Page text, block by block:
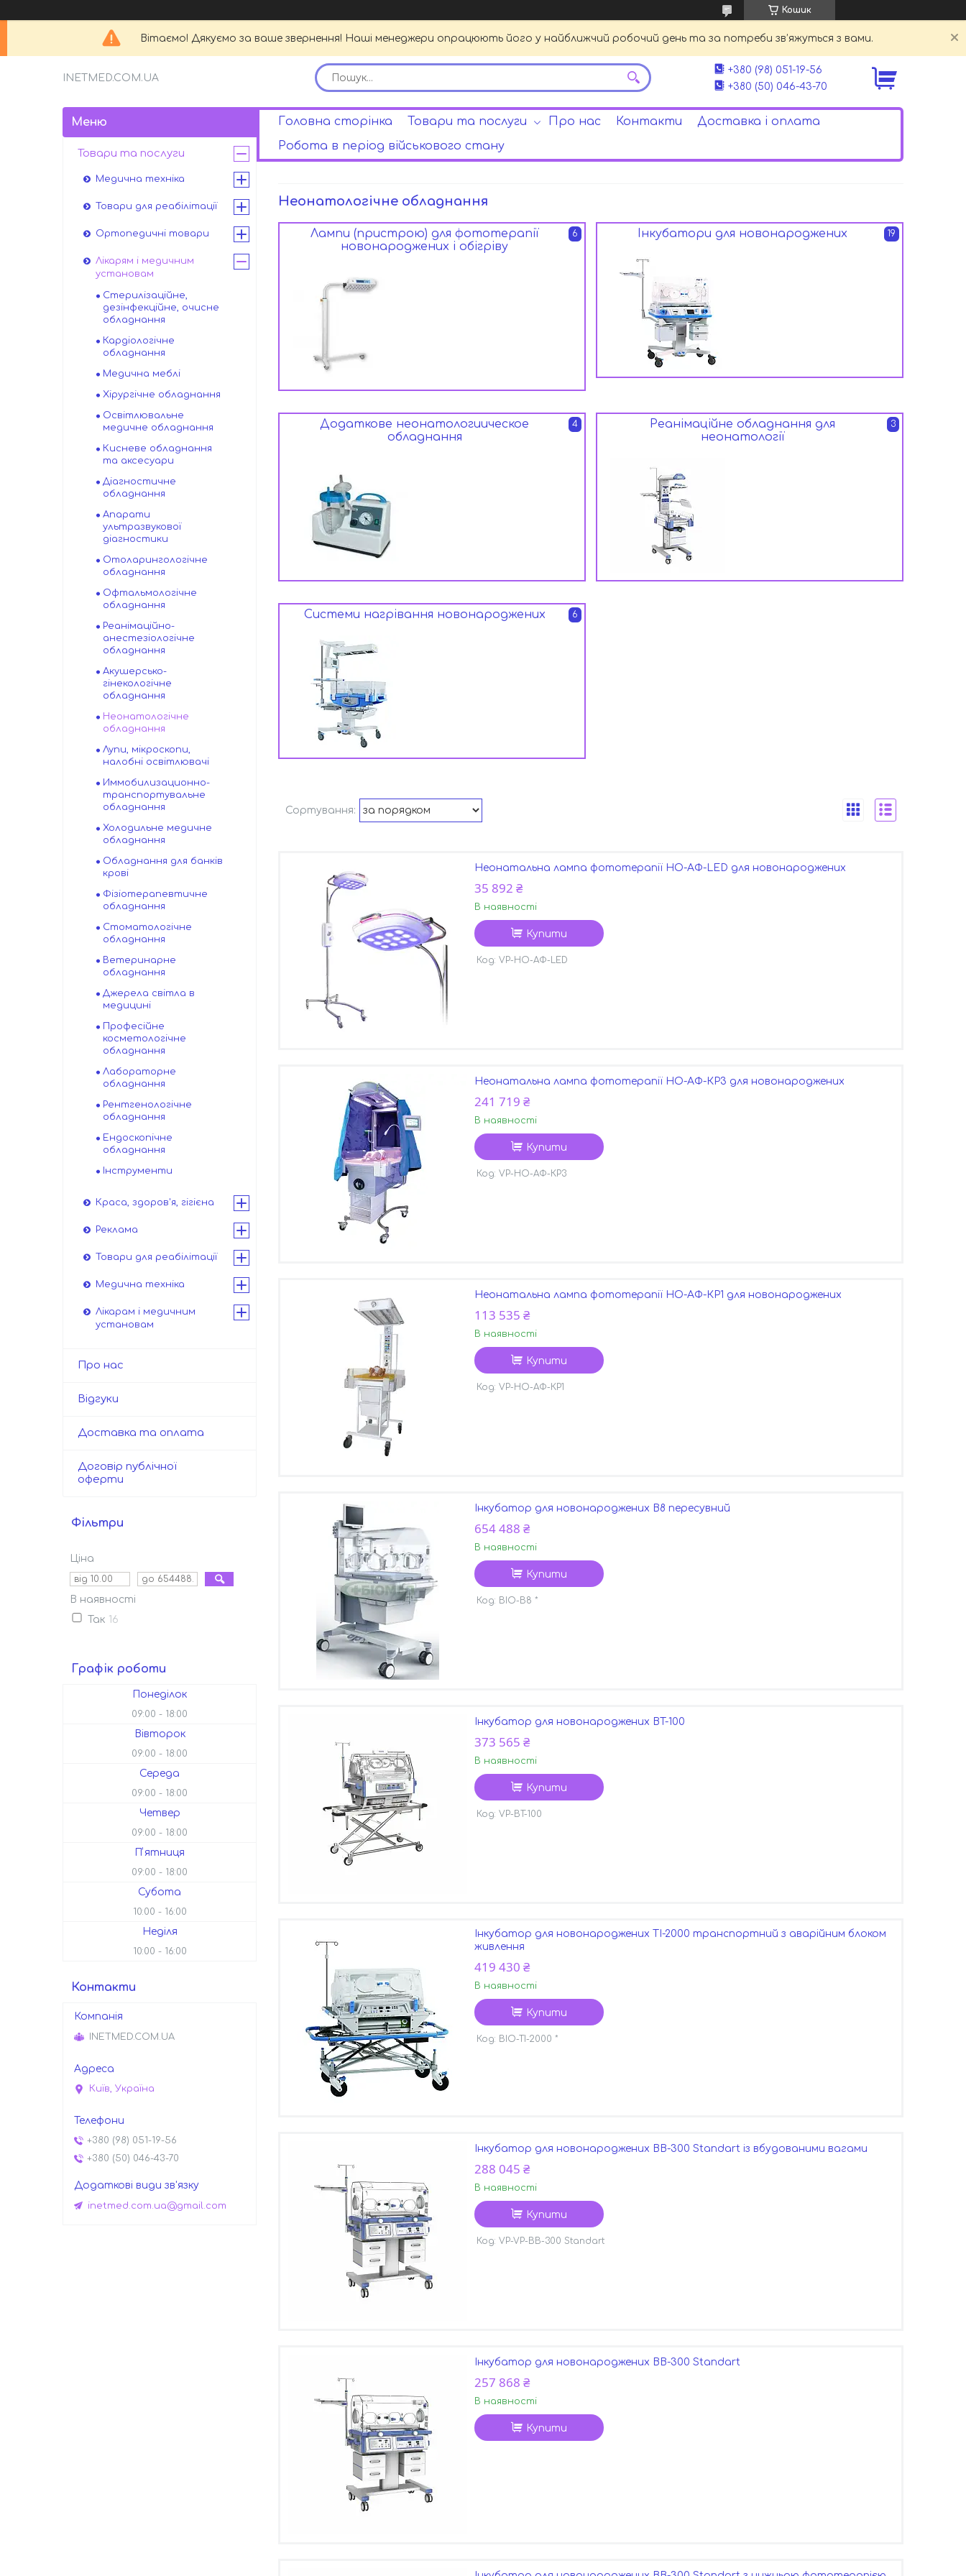
Кошик
Вітаємо! Дякуємо за ваше звернення! Наші менеджери опрацюють його у найближчий робочий день та за потреби зв’яжуться з вами.
INETMED.COM.UA
+380 (98) 051-19-56
+380 (50) 046-43-70
Головна сторінка Товари та послуги Про нас Контакти
Доставка і оплата
Робота в період військового стану
Неонатологічне обладнання
Лампи (пристрою) для фототерапії
новонароджених і обігріву
6 Інкубатори для новонароджених 19
Додаткове неонатологиическое
обладнання
4
Реанімаційне обладнання для
неонатології
3
Системи нагрівання новонароджених 6
Неонатальна лампа фототерапії НО-АФ-LED для новонароджених
35 892 ₴
В наявності
Купити
VP-НО-АФ-LED
Неонатальна лампа фототерапії НО-АФ-КР3 для новонароджених
241 719 ₴
В наявності
Купити
VP-НО-АФ-КР3
Неонатальна лампа фототерапії НО-АФ-КР1 для новонароджених
113 535 ₴
В наявності
Купити
VP-НО-АФ-КР1
Інкубатор для новонароджених В8 пересувний
654 488 ₴
В наявності
Купити
BIO-В8 *
Інкубатор для новонароджених BT-100
373 565 ₴
В наявності
Купити
VP-BT-100
Інкубатор для новонароджених TI-2000 транспортний з аварійним блоком
живлення
419 430 ₴
В наявності
Купити
BIO-TI-2000 *
Інкубатор для новонароджених BB-300 Standart із вбудованими вагами
288 045 ₴
В наявності
Купити
VP-VP-BB-300 Standart
Інкубатор для новонароджених BB-300 Standart
257 868 ₴
В наявності
Купити
Товари та послуги
Медична техніка
Товари для реабілітації
Ортопедичні товари
Лікарям і медичним
установам
Стерилізаційне,
дезінфекційне, очисне
обладнання
Кардіологічне
обладнання
Медична меблі
Хірургічне обладнання
Освітлювальне
медичне обладнання
Кисневе обладнання
та аксесуари
Діагностичне
обладнання
Апарати
ультразвукової
діагностики
Отоларингологічне
обладнання
Офтальмологічне
обладнання
Реанімаційно-
анестезіологічне
обладнання
Акушерсько-
гінекологічне
обладнання
Неонатологічне
обладнання
Лупи, мікроскопи,
налобні освітлювачі
Иммобилизационно-
транспортувальне
обладнання
Холодильне медичне
обладнання
Обладнання для банків
крові
Фізіотерапевтичне
обладнання
Стоматологічне
обладнання
Ветеринарне
обладнання
Джерела світла в
медицині
Професійне
косметологічне
обладнання
Лабораторне
обладнання
Рентгенологічне
обладнання
Ендоскопічне
обладнання
Інструменти
Краса, здоров'я, гігієна
Реклама
Товари для реабілітації
Медична техніка
Лікарам і медичним
установам
Про нас
Відгуки
Доставка та оплата
Договір публічної
оферти
Фільтри
Ціна
В наявності
Так 16
Графік роботи
Понеділок
09:00 18:00
Вівторок
09:00 18:00
Середа
09:00 18:00
Четвер
09:00 18:00
Пʼятниця
09:00 18:00
Субота
10:00 16:00
Неділя
10:00 16:00
Контакти
INETMED.COM.UA
Київ, Україна
+380 (98) 051-19-56
+380 (50) 046-43-70
inetmed.com.ua@gmail.com